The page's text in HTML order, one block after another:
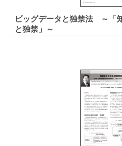
ビッグデータと独禁法 ～「
と独禁」～